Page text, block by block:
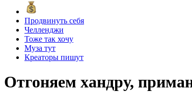
Продвинуть себя
Челленджи
Тоже так хочу
Муза тут
Креаторы пишут
Отгоняем хандру,